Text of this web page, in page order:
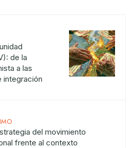
de la
a las
integración
del movimiento
frente al contexto